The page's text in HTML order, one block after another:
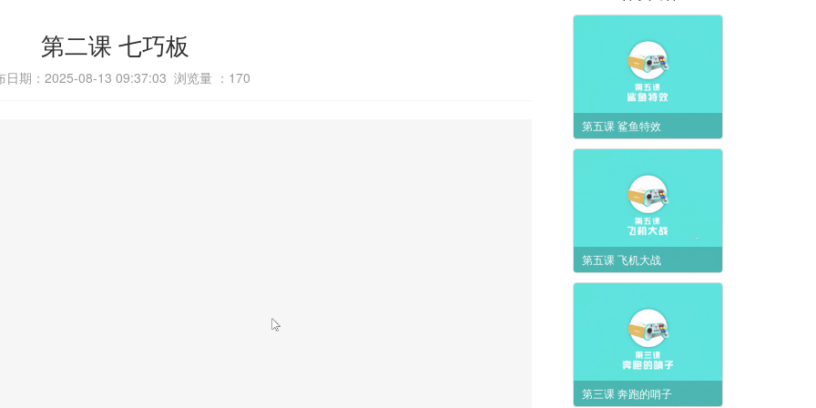
第二课 七巧板
日期：2025-08-13 09:37:03 浏览量 ： 170
第五课 鲨鱼特效
第五课 飞机大战
第三课 奔跑的哨子